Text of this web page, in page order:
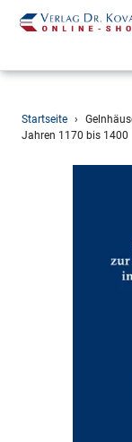
Direkt
zum
Startseite ›
Jahren 1170 bis 1400